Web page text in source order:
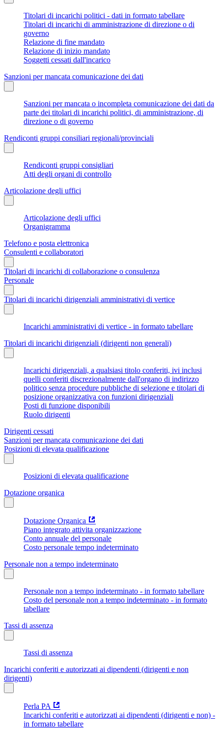
Titolari di incarichi politici - dati in formato tabellare
Titolari di incarichi di amministrazione di direzione o di
governo
Relazione di fine mandato
Relazione di inizio mandato
Soggetti cessati dall'incarico
Sanzioni per mancata comunicazione dei dati
Sanzioni per mancata o incompleta comunicazione dei dati da
parte dei titolari di incarichi politici, di amministrazione, di
direzione o di governo
Rendiconti gruppi consiliari regionali/provinciali
Rendiconti gruppi consigliari
Atti degli organi di controllo
Articolazione degli uffici
Articolazione degli uffici
Organigramma
Telefono e posta elettronica
Consulenti e collaboratori
Titolari di incarichi di collaborazione o consulenza
Personale
Titolari di incarichi dirigenziali amministrativi di vertice
Incarichi amministrativi di vertice - in formato tabellare
Titolari di incarichi dirigenziali (dirigenti non generali)
Incarichi dirigenziali, a qualsiasi titolo conferiti, ivi inclusi
quelli conferiti discrezionalmente dall'organo di indirizzo
politico senza procedure pubbliche di selezione e titolari di
posizione organizzativa con funzioni dirigenziali
Posti di funzione disponibili
Ruolo dirigenti
Dirigenti cessati
Sanzioni per mancata comunicazione dei dati
Posizioni di elevata qualificazione
Posizioni di elevata qualificazione
Dotazione organica
Dotazione Organica
Piano integrato attivita organizzazione
Conto annuale del personale
Costo personale tempo indeterminato
Personale non a tempo indeterminato
Personale non a tempo indeterminato - in formato tabellare
Costo del personale non a tempo indeterminato - in formato
tabellare
Tassi di assenza
Tassi di assenza
Incarichi conferiti e autorizzati ai dipendenti (dirigenti e non
dirigenti)
Perla PA
Incarichi conferiti e autorizzati ai dipendenti (dirigenti e non) -
in formato tabellare